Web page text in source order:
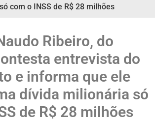
com o INSS de R$ 28 milhões
Ribeiro, do
entrevista do
e informa que ele
dívida milionária só
de R$ 28 milhões